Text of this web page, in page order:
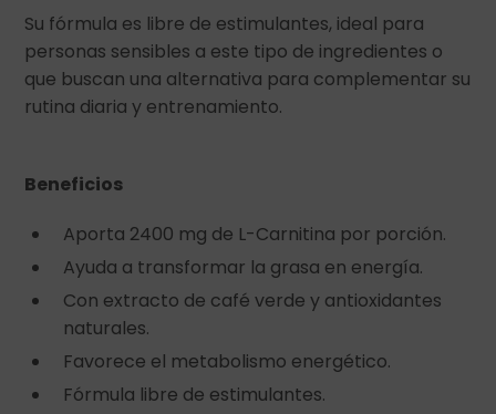
Su fórmula es libre de estimulantes, ideal para
personas sensibles a este tipo de ingredientes o
que buscan una alternativa para complementar su
rutina diaria y entrenamiento.
Beneficios
Aporta 2400 mg de L-Carnitina por porción.
Ayuda a transformar la grasa en energía.
Con extracto de café verde y antioxidantes
naturales.
Favorece el metabolismo energético.
Fórmula libre de estimulantes.